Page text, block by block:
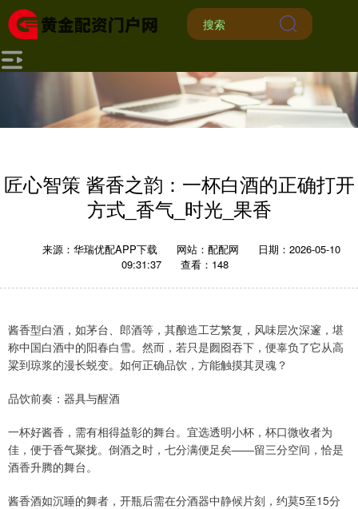
匠心智策 酱香之韵：一杯白酒的正确打开
方式_香气_时光_果香
来源：华瑞优配APP下载 网站：配配网
日期：2026-05-10
09:31:37
查看：148
酱香型白酒，如茅台、郎酒等，其酿造工艺繁复，风味层次深邃，堪
称中国白酒中的阳春白雪。然而，若只是囫囵吞下，便辜负了它从高
粱到琼浆的漫长蜕变。如何正确品饮，方能触摸其灵魂？
品饮前奏：器具与醒酒
一杯好酱香，需有相得益彰的舞台。宜选透明小杯，杯口微收者为
佳，便于香气聚拢。倒酒之时，七分满便足矣——留三分空间，恰是
酒香升腾的舞台。
酱香酒如沉睡的舞者，开瓶后需在分酒器中静候片刻，约莫5至15分